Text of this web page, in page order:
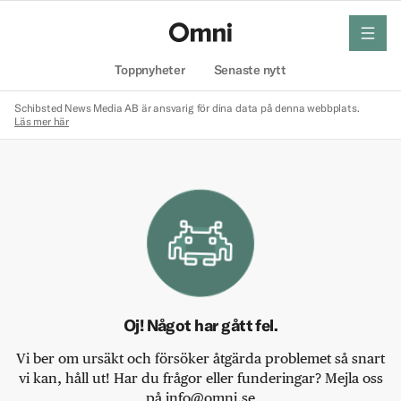
Toppnyheter Senaste nytt
meny
Schibsted News Media AB är ansvarig för dina data på denna webbplats.
Läs mer här
Oj! Något har gått fel.
Vi ber om ursäkt och försöker åtgärda problemet så snart
vi kan, håll ut! Har du frågor eller funderingar? Mejla oss